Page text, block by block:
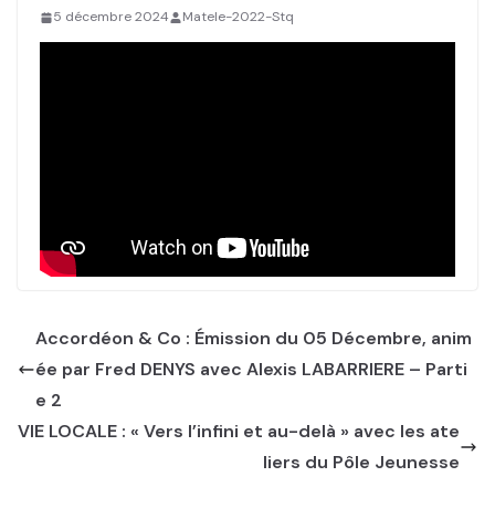
5 décembre 2024 Matele-2022-Stq
Accordéon & Co : Émission du 05 Décembre, anim
ée par Fred DENYS avec Alexis LABARRIERE – Parti
e 2
VIE LOCALE : « Vers l’infini et au-delà » avec les ate
liers du Pôle Jeunesse